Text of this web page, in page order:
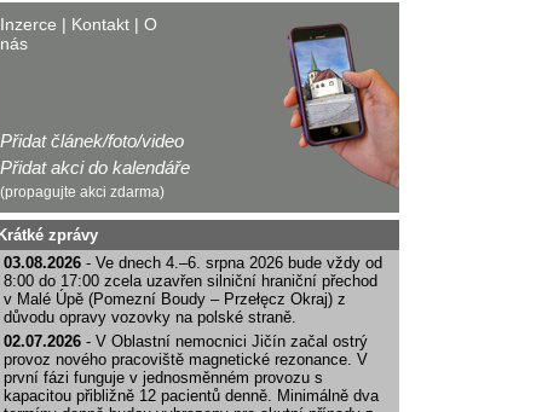
Inzerce | Kontakt | O
nás
Přidat článek/foto/video
Přidat akci do kalendáře
(propagujte akci zdarma)
Krátké zprávy
03.08.2026 - Ve dnech 4.–6. srpna 2026 bude vždy od
8:00 do 17:00 zcela uzavřen silniční hraniční přechod
v Malé Úpě (Pomezní Boudy – Przełęcz Okraj) z
důvodu opravy vozovky na polské straně.
02.07.2026 - V Oblastní nemocnici Jičín začal ostrý
provoz nového pracoviště magnetické rezonance. V
první fázi funguje v jednosměnném provozu s
kapacitou přibližně 12 pacientů denně. Minimálně dva